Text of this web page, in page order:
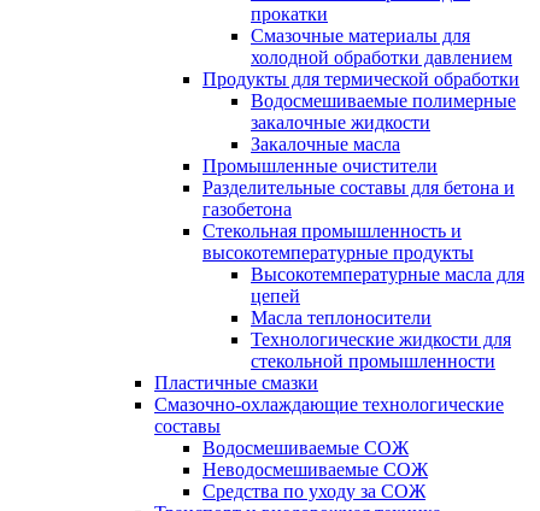
прокатки
Смазочные материалы для
холодной обработки давлением
Продукты для термической обработки
Водосмешиваемые полимерные
закалочные жидкости
Закалочные масла
Промышленные очистители
Разделительные составы для бетона и
газобетона
Стекольная промышленность и
высокотемпературные продукты
Высокотемпературные масла для
цепей
Масла теплоносители
Технологические жидкости для
стекольной промышленности
Пластичные смазки
Смазочно-охлаждающие технологические
составы
Водосмешиваемые СОЖ
Неводосмешиваемые СОЖ
Средства по уходу за СОЖ